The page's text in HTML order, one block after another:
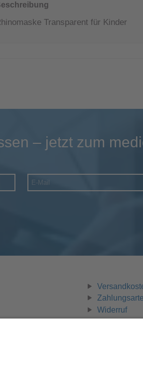
Transparent für Kinder
– jetzt zum
Widerruf